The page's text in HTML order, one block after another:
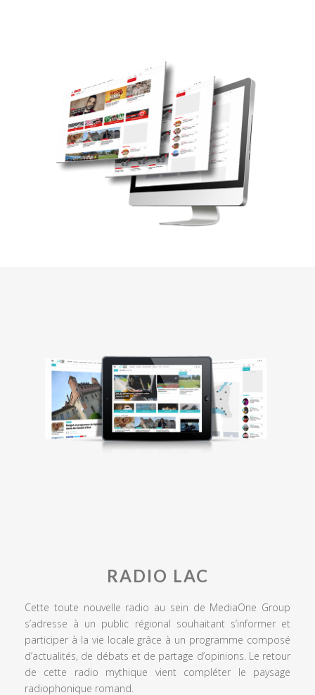
RADIO LAC
Cette toute nouvelle radio au sein de MediaOne Group
s’adresse à un public régional souhaitant s’informer et
participer à la vie locale grâce à un programme composé
d’actualités, de débats et de partage d’opinions. Le retour
de cette radio mythique vient compléter le paysage
radiophonique romand.